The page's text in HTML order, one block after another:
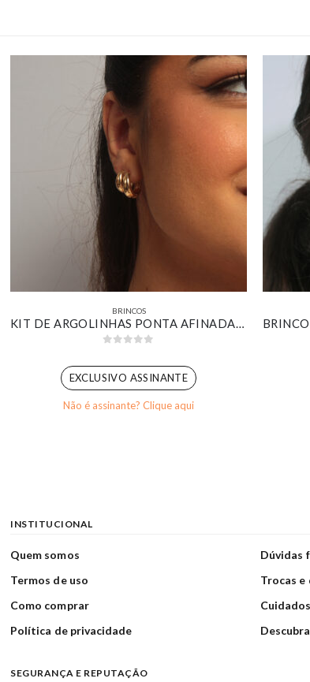
BRINCOS
KIT DE ARGOLINHAS PONTA AFINADA LISAS BANHADA EM OURO 18K
EXCLUSIVO ASSINANTE
Não é assinante? Clique aqui
INSTITUCIONAL
Quem somos
Termos de uso
Como comprar
Política de privacidade
Dúvidas
Trocas e
SEGURANÇA E REPUTAÇÃO